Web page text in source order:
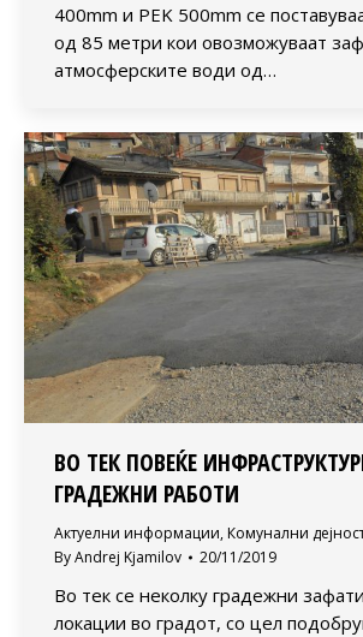
400mm и PEK 500mm се
од 85 метри кои овозможуваат
атмосферските води од…
ВО ТЕК ПОВЕЌЕ
ГРАДЕЖНИ РАБОТИ
Актуелни информации, Комунални
ByAndrej Kjamilov 20/11/2019
Во тек се неколку градежни
локации во градот, со цел